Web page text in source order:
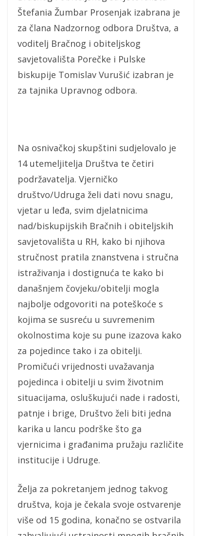
Štefania Žumbar Prosenjak izabrana je
za člana Nadzornog odbora Društva, a
voditelj Bračnog i obiteljskog
savjetovališta Porečke i Pulske
biskupije Tomislav Vurušić izabran je
za tajnika Upravnog odbora.
Na osnivačkoj skupštini sudjelovalo je
14 utemeljitelja Društva te četiri
podržavatelja. Vjerničko
društvo/Udruga želi dati novu snagu,
vjetar u leđa, svim djelatnicima
nad/biskupijskih Bračnih i obiteljskih
savjetovališta u RH, kako bi njihova
stručnost pratila znanstvena i stručna
istraživanja i dostignuća te kako bi
današnjem čovjeku/obitelji mogla
najbolje odgovoriti na poteškoće s
kojima se susreću u suvremenim
okolnostima koje su pune izazova kako
za pojedince tako i za obitelji.
Promičući vrijednosti uvažavanja
pojedinca i obitelji u svim životnim
situacijama, osluškujući nade i radosti,
patnje i brige, Društvo želi biti jedna
karika u lancu podrške što ga
vjernicima i građanima pružaju različite
institucije i Udruge.
Želja za pokretanjem jednog takvog
društva, koja je čekala svoje ostvarenje
više od 15 godina, konačno se ostvarila